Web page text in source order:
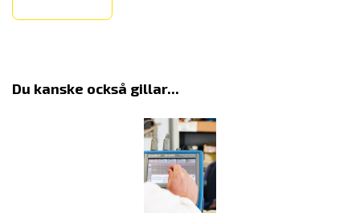
Du kanske också gillar...